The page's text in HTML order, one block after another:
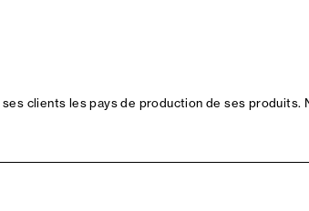
ses clients les pays de production de ses